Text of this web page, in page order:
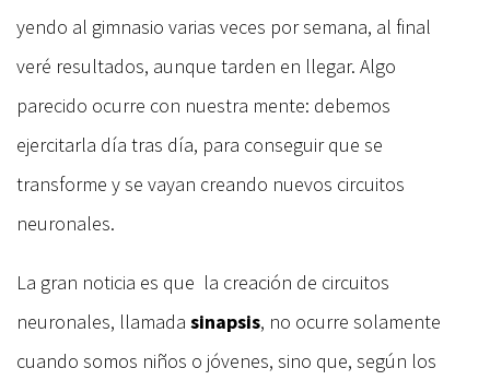
yendo al gimnasio varias veces por semana, al final
veré resultados, aunque tarden en llegar. Algo
parecido ocurre con nuestra mente: debemos
ejercitarla día tras día, para conseguir que se
transforme y se vayan creando nuevos circuitos
neuronales.
La gran noticia es que la creación de circuitos
neuronales, llamada sinapsis, no ocurre solamente
cuando somos niños o jóvenes, sino que, según los